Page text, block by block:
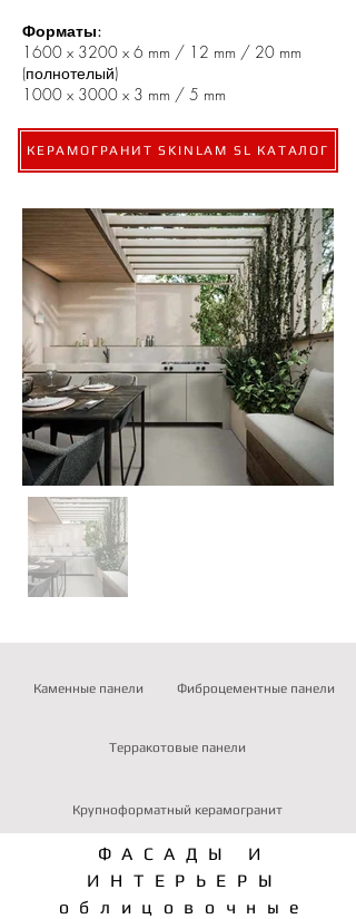
Форматы:
1600 x 3200 x 6 mm / 12 mm / 20 mm
(полнотелый)
1000 x 3000 x 3 mm / 5 mm
КЕРАМОГРАНИТ SKINLAM SL КАТАЛОГ
Каменные панели Фиброцементные панели
Терракотовые панели
Крупноформатный керамогранит
ФАСАДЫ И
ИНТЕРЬЕРЫ
облицовочные